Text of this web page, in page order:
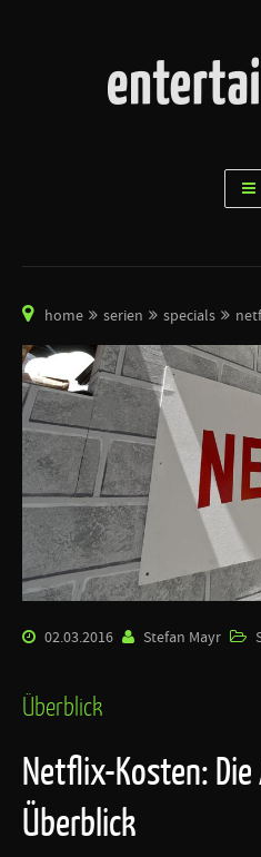
home serien specials
02.03.2016 Stefan Mayr
Überblick
Netflix-Kosten: Die
Überblick